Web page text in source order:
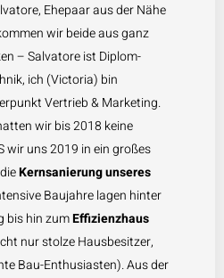
Ehepaar aus der Nähe
wir beide aus ganz
– Salvatore ist Diplom-
ich (Victoria) bin
Vertrieb & Marketing.
wir bis 2018 keine
wir uns 2019 in ein großes
Kernsanierung unseres
Baujahre lagen hinter
bis hin zumEffizienzhaus
nur stolze Hausbesitzer,
Bau-Enthusiasten). Aus der